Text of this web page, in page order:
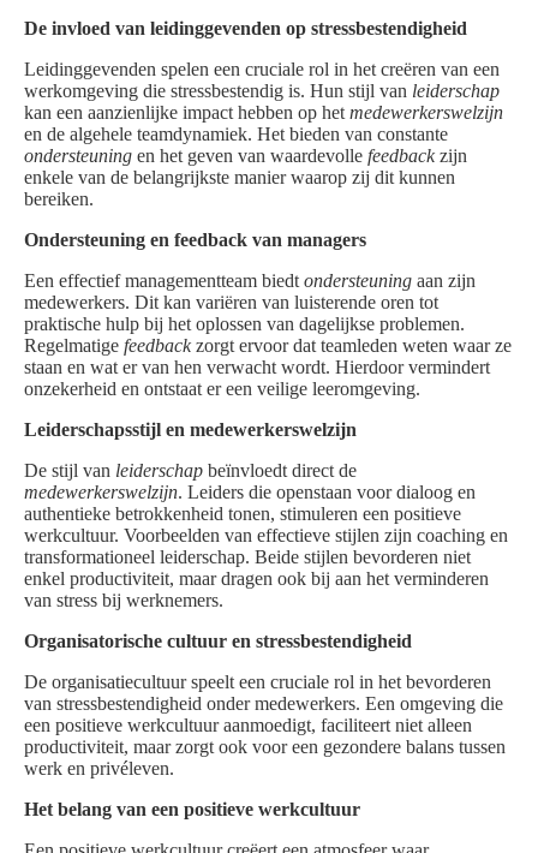
De invloed van leidinggevenden op stressbestendigheid
Leidinggevenden spelen een cruciale rol in het creëren van een
werkomgeving die stressbestendig is. Hun stijl van leiderschap
kan een aanzienlijke impact hebben op het medewerkerswelzijn
en de algehele teamdynamiek. Het bieden van constante
ondersteuning en het geven van waardevolle feedbackzijn
enkele van de belangrijkste manier waarop zij dit kunnen
bereiken.
Ondersteuning en feedback van managers
Een effectief managementteam biedt ondersteuning aan zijn
medewerkers. Dit kan variëren van luisterende oren tot
praktische hulp bij het oplossen van dagelijkse problemen.
Regelmatige feedbackzorgt ervoor dat teamleden weten waar ze
staan en wat er van hen verwacht wordt. Hierdoor vermindert
onzekerheid en ontstaat er een veilige leeromgeving.
Leiderschapsstijl en medewerkerswelzijn
De stijl van leiderschap beïnvloedt direct de
medewerkerswelzijn. Leiders die openstaan voor dialoog en
authentieke betrokkenheid tonen, stimuleren een positieve
werkcultuur. Voorbeelden van effectieve stijlen zijn coaching en
transformationeel leiderschap. Beide stijlen bevorderen niet
enkel productiviteit, maar dragen ook bij aan het verminderen
van stress bij werknemers.
Organisatorische cultuur en stressbestendigheid
De organisatiecultuur speelt een cruciale rol in het bevorderen
van stressbestendigheid onder medewerkers. Een omgeving die
een positieve werkcultuur aanmoedigt, faciliteert niet alleen
productiviteit, maar zorgt ook voor een gezondere balans tussen
werk en privéleven.
Het belang van een positieve werkcultuur